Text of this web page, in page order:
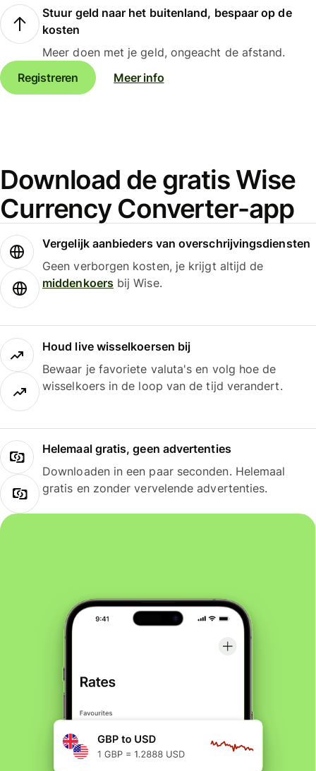
Stuur geld naar het buitenland, bespaar op de
kosten
Meer doen met je geld, ongeacht de afstand.
Registreren
Meer info
Download de gratis Wise
Currency Converter-app
Vergelijk aanbieders van overschrijvingsdiensten
Geen verborgen kosten, je krijgt altijd de
middenkoersbij Wise.
Houd live wisselkoersen bij
Bewaar je favoriete valuta's en volg hoe de
wisselkoers in de loop van de tijd verandert.
Helemaal gratis, geen advertenties
Downloaden in een paar seconden. Helemaal
gratis en zonder vervelende advertenties.